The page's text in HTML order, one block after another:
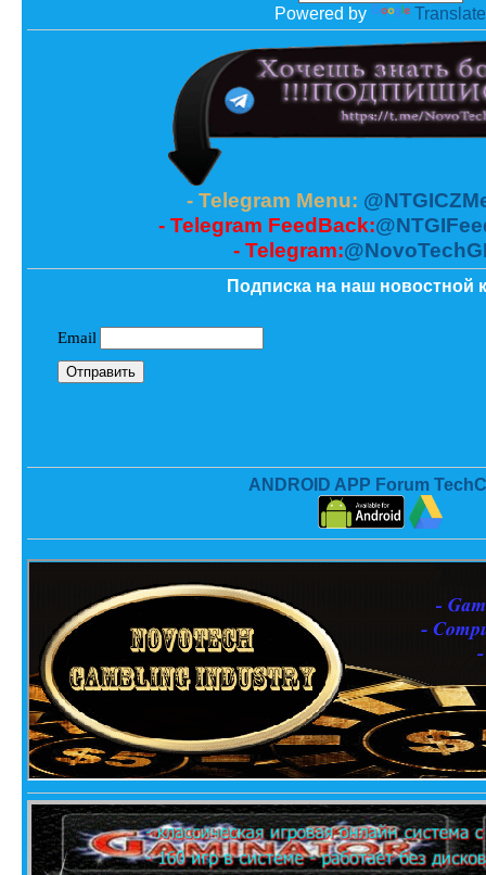
Powered by Translate
- Telegram Menu:
- Telegram FeedBack:
- Telegram:
Подписка на наш новостной
ANDROID APP Forum